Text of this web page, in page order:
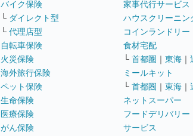
バイク保険
└ ダイレクト型
└ 代理店型
自転車保険
火災保険
海外旅行保険
ペット保険
生命保険
医療保険
がん保険
家事代行サービス
ハウスクリーニン
コインランドリー
食材宅配
└ 首都圏 ｜ 東海 ｜
ミールキット
└ 首都圏 ｜ 東海 ｜
ネットスーパー
フードデリバリー
サービス